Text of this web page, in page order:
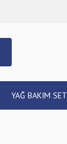
YAĞ BAKIM